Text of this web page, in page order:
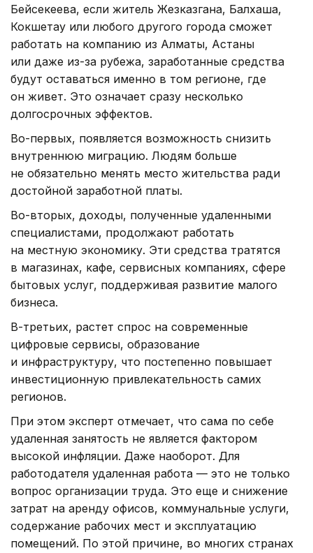
Бейсекеева, если житель Жезказгана, Балхаша,
Кокшетау или любого другого города сможет
работать на компанию из Алматы, Астаны
или даже из-за рубежа, заработанные средства
будут оставаться именно в том регионе, где
он живет. Это означает сразу несколько
долгосрочных эффектов.
Во-первых, появляется возможность снизить
внутреннюю миграцию. Людям больше
не обязательно менять место жительства ради
достойной заработной платы.
Во-вторых, доходы, полученные удаленными
специалистами, продолжают работать
на местную экономику. Эти средства тратятся
в магазинах, кафе, сервисных компаниях, сфере
бытовых услуг, поддерживая развитие малого
бизнеса.
В-третьих, растет спрос на современные
цифровые сервисы, образование
и инфраструктуру, что постепенно повышает
инвестиционную привлекательность самих
регионов.
При этом эксперт отмечает, что сама по себе
удаленная занятость не является фактором
высокой инфляции. Даже наоборот. Для
работодателя удаленная работа — это не только
вопрос организации труда. Это еще и снижение
затрат на аренду офисов, коммунальные услуги,
содержание рабочих мест и эксплуатацию
помещений. По этой причине, во многих странах